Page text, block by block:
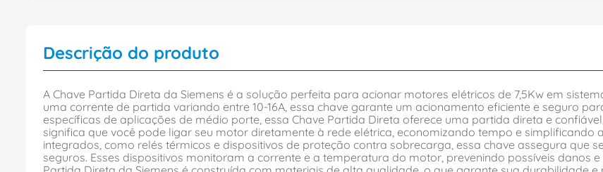
Descrição do produto
A Chave Partida Direta da Siemens é a solução perfeita para acionar motores elétricos de 7,5Kw em
uma corrente de partida variando entre 10-16A, essa chave garante um acionamento eficiente e seguro
específicas de aplicações de médio porte, essa Chave Partida Direta oferece uma partida direta e
significa que você pode ligar seu motor diretamente à rede elétrica, economizando tempo e simplificando
integrados, como relés térmicos e dispositivos de proteção contra sobrecarga, essa chave assegura que
seguros. Esses dispositivos monitoram a corrente e a temperatura do motor, prevenindo possíveis danos